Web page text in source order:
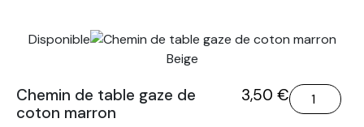
table
coton
marron
Disponible
Beige
Chemin de table gaze de
coton marron
3,50€quantité
de